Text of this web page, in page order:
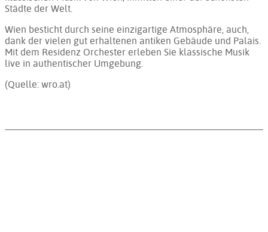
Städte der Welt.
Wien besticht durch seine einzigartige Atmosphäre, auch,
dank der vielen gut erhaltenen antiken Gebäude und Palais.
Mit dem Residenz Orchester erleben Sie klassische Musik
live in authentischer Umgebung.
(Quelle: wro.at)